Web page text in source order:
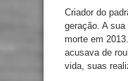
Criador do
geração. A
morte em
acusava de
vida, suas